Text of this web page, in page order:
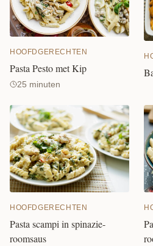
HOOFDGERECHTEN
Pasta Pesto met Kip
25 minuten
HOOFDGERECHTEN
Pasta scampi in spinazie-
roomsaus